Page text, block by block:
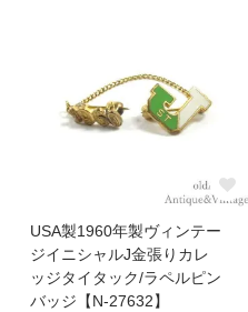
USA製1960年製ヴィンテー
ジイニシャルJ金張りカレ
ッジタイタック/ラペルピン
バッジ【N-27632】